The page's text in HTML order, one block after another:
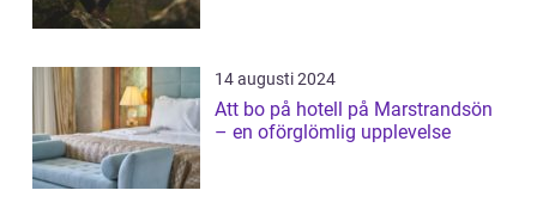
14 augusti 2024
Att bo på hotell på Marstrandsön
– en oförglömlig upplevelse